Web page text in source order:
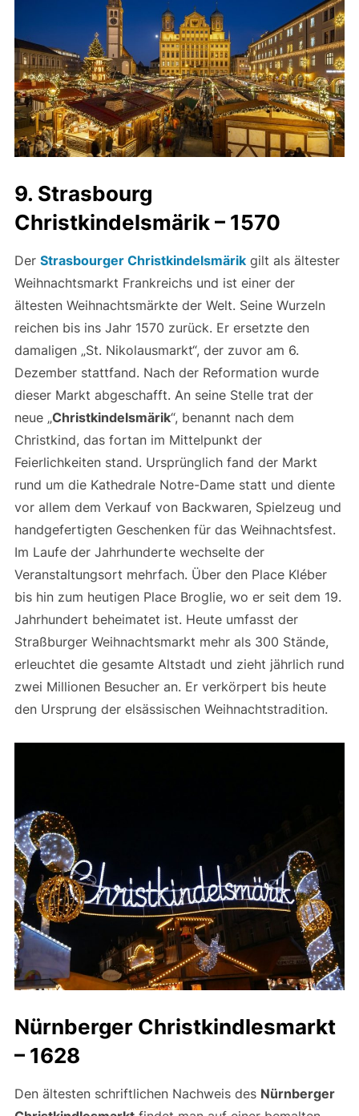
9. Strasbourg
Christkindelsmärik – 1570
Der Strasbourger Christkindelsmärikgilt als ältester
Weihnachtsmarkt Frankreichs und ist einer der
ältesten Weihnachtsmärkte der Welt. Seine Wurzeln
reichen bis ins Jahr 1570 zurück. Er ersetzte den
damaligen „St. Nikolausmarkt“, der zuvor am 6.
Dezember stattfand. Nach der Reformation wurde
dieser Markt abgeschafft. An seine Stelle trat der
neue „Christkindelsmärik“, benannt nach dem
Christkind, das fortan im Mittelpunkt der
Feierlichkeiten stand. Ursprünglich fand der Markt
rund um die Kathedrale Notre-Dame statt und diente
vor allem dem Verkauf von Backwaren, Spielzeug und
handgefertigten Geschenken für das Weihnachtsfest.
Im Laufe der Jahrhunderte wechselte der
Veranstaltungsort mehrfach. Über den Place Kléber
bis hin zum heutigen Place Broglie, wo er seit dem 19.
Jahrhundert beheimatet ist. Heute umfasst der
Straßburger Weihnachtsmarkt mehr als 300 Stände,
erleuchtet die gesamte Altstadt und zieht jährlich rund
zwei Millionen Besucher an. Er verkörpert bis heute
den Ursprung der elsässischen Weihnachtstradition.
Nürnberger Christkindlesmarkt
– 1628
Den ältesten schriftlichen Nachweis des Nürnberger